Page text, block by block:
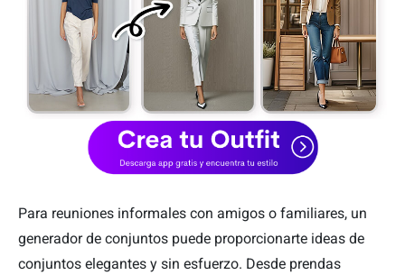
Para reuniones informales con amigos o familiares, un
generador de conjuntos puede proporcionarte ideas de
conjuntos elegantes y sin esfuerzo. Desde prendas